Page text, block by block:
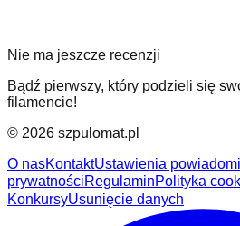
Nie ma jeszcze recenzji
Bądź pierwszy, który podzieli się
filamencie!
© 2026 szpulomat.pl
O nasKontaktUstawienia
prywatnościRegulaminPolityka
KonkursyUsunięcie danych